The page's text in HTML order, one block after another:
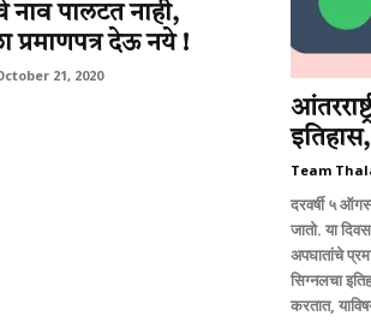
नाव पालटत नाही,
प्रमाणपत्र देऊ नये !
21, 2020
Team
दरवर्षी ५
जातो. या
अपघातांचे
सिग्नलचा
करतात,